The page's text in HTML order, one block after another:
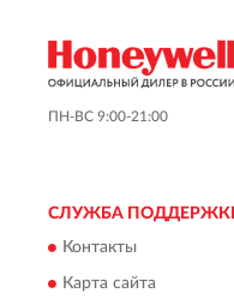
ПН-ВС 9:00-21:00
СЛУЖБА
Контакты
Карта сайта